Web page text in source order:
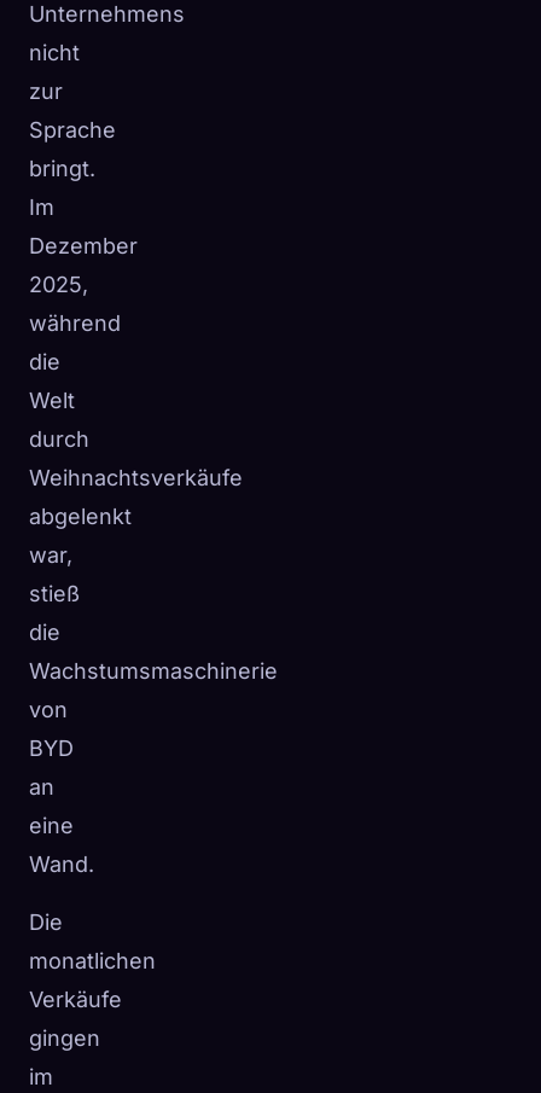
Unternehmens
nicht
zur
Sprache
bringt.
Im
Dezember
2025,
während
die
Welt
durch
Weihnachtsverkäufe
abgelenkt
war,
stieß
die
Wachstumsmaschinerie
von
BYD
an
eine
Wand.
Die
monatlichen
Verkäufe
gingen
im